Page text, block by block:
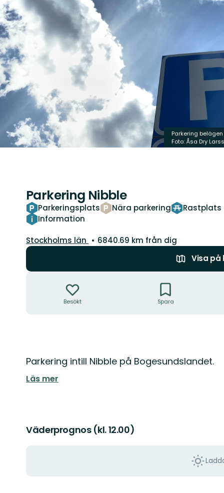
Parkering
Foto: Åsa Dry
Parkering Nibble
Parkeringsplats Nära parkering
Rastplats
Information
Län:
Stockholms län
6840.69 km från dig
Visa på
Besökt Spara
Beskrivning
Parkering intill Nibble på Bogesundslandet.
Läs mer
Väderprognos (kl. 12.00)